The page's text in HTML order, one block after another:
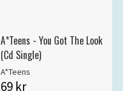
A*Teens - You Got The Look
(Cd Single)
A*Teens
69 kr